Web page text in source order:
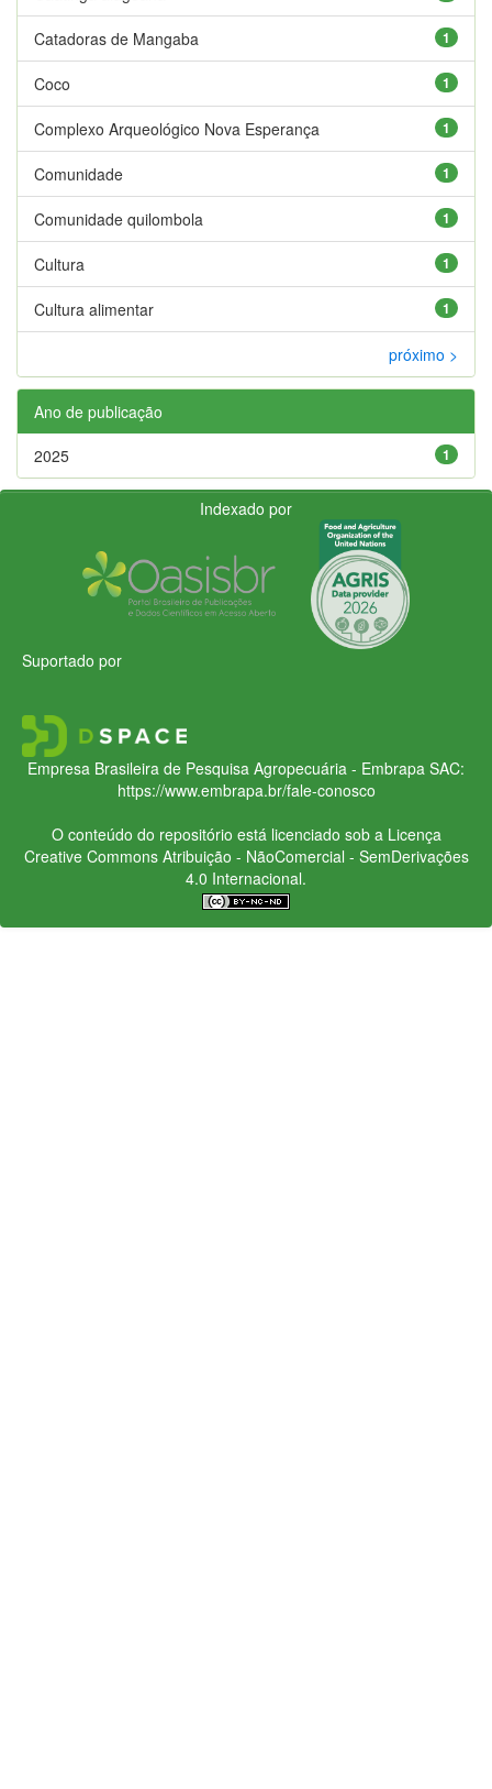
1
Catadoras de Mangaba
1
Coco
1
Complexo Arqueológico Nova Esperança
1
Comunidade
1
Comunidade quilombola
1
Cultura
1
Cultura alimentar
próximo >
Ano de publicação
1
2025
Indexado por
Suportado por
Empresa Brasileira de Pesquisa Agropecuária - Embrapa SAC:
https://www.embrapa.br/fale-conosco
O conteúdo do repositório está licenciado sob a Licença
Creative CommonsAtribuição - NãoComercial - SemDerivações
4.0 Internacional.